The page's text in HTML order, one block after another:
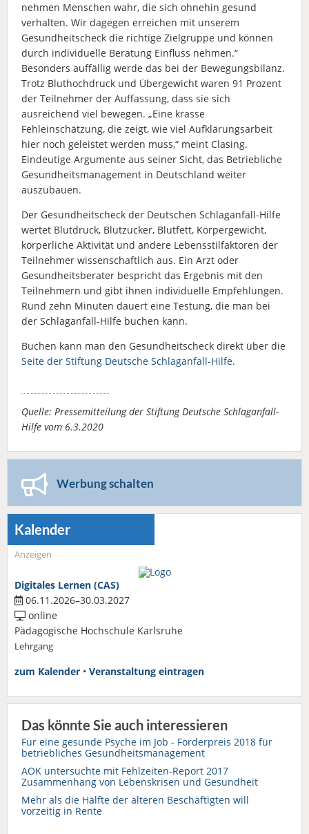
nehmen Menschen wahr, die sich ohnehin gesund
verhalten. Wir dagegen erreichen mit unserem
Gesundheitscheck die richtige Zielgruppe und können
durch individuelle Beratung Einfluss nehmen.“
Besonders auffällig werde das bei der Bewegungsbilanz.
Trotz Bluthochdruck und Übergewicht waren 91 Prozent
der Teilnehmer der Auffassung, dass sie sich
ausreichend viel bewegen. „Eine krasse
Fehleinschätzung, die zeigt, wie viel Aufklärungsarbeit
hier noch geleistet werden muss,“ meint Clasing.
Eindeutige Argumente aus seiner Sicht, das Betriebliche
Gesundheitsmanagement in Deutschland weiter
auszubauen.
Der Gesundheitscheck der Deutschen Schlaganfall-Hilfe
wertet Blutdruck, Blutzucker, Blutfett, Körpergewicht,
körperliche Aktivität und andere Lebensstilfaktoren der
Teilnehmer wissenschaftlich aus. Ein Arzt oder
Gesundheitsberater bespricht das Ergebnis mit den
Teilnehmern und gibt ihnen individuelle Empfehlungen.
Rund zehn Minuten dauert eine Testung, die man bei
der Schlaganfall-Hilfe buchen kann.
Buchen kann man den Gesundheitscheck direkt über die
Seite der Stiftung Deutsche Schlaganfall-Hilfe.
Quelle: Pressemitteilung der Stiftung Deutsche Schlaganfall-
Hilfe vom 6.3.2020
Werbung schalten
Kalender
Anzeigen
Digitales Lernen (CAS)
06.11.2026–30.03.2027
online
Pädagogische Hochschule Karlsruhe
Lehrgang
zum Kalender • Veranstaltung eintragen
Das könnte Sie auch interessieren
Für eine gesunde Psyche im Job - Förderpreis 2018 für
betriebliches Gesundheitsmanagement
AOK untersuchte mit Fehlzeiten-Report 2017
Zusammenhang von Lebenskrisen und Gesundheit
Mehr als die Hälfte der älteren Beschäftigten will
vorzeitig in Rente